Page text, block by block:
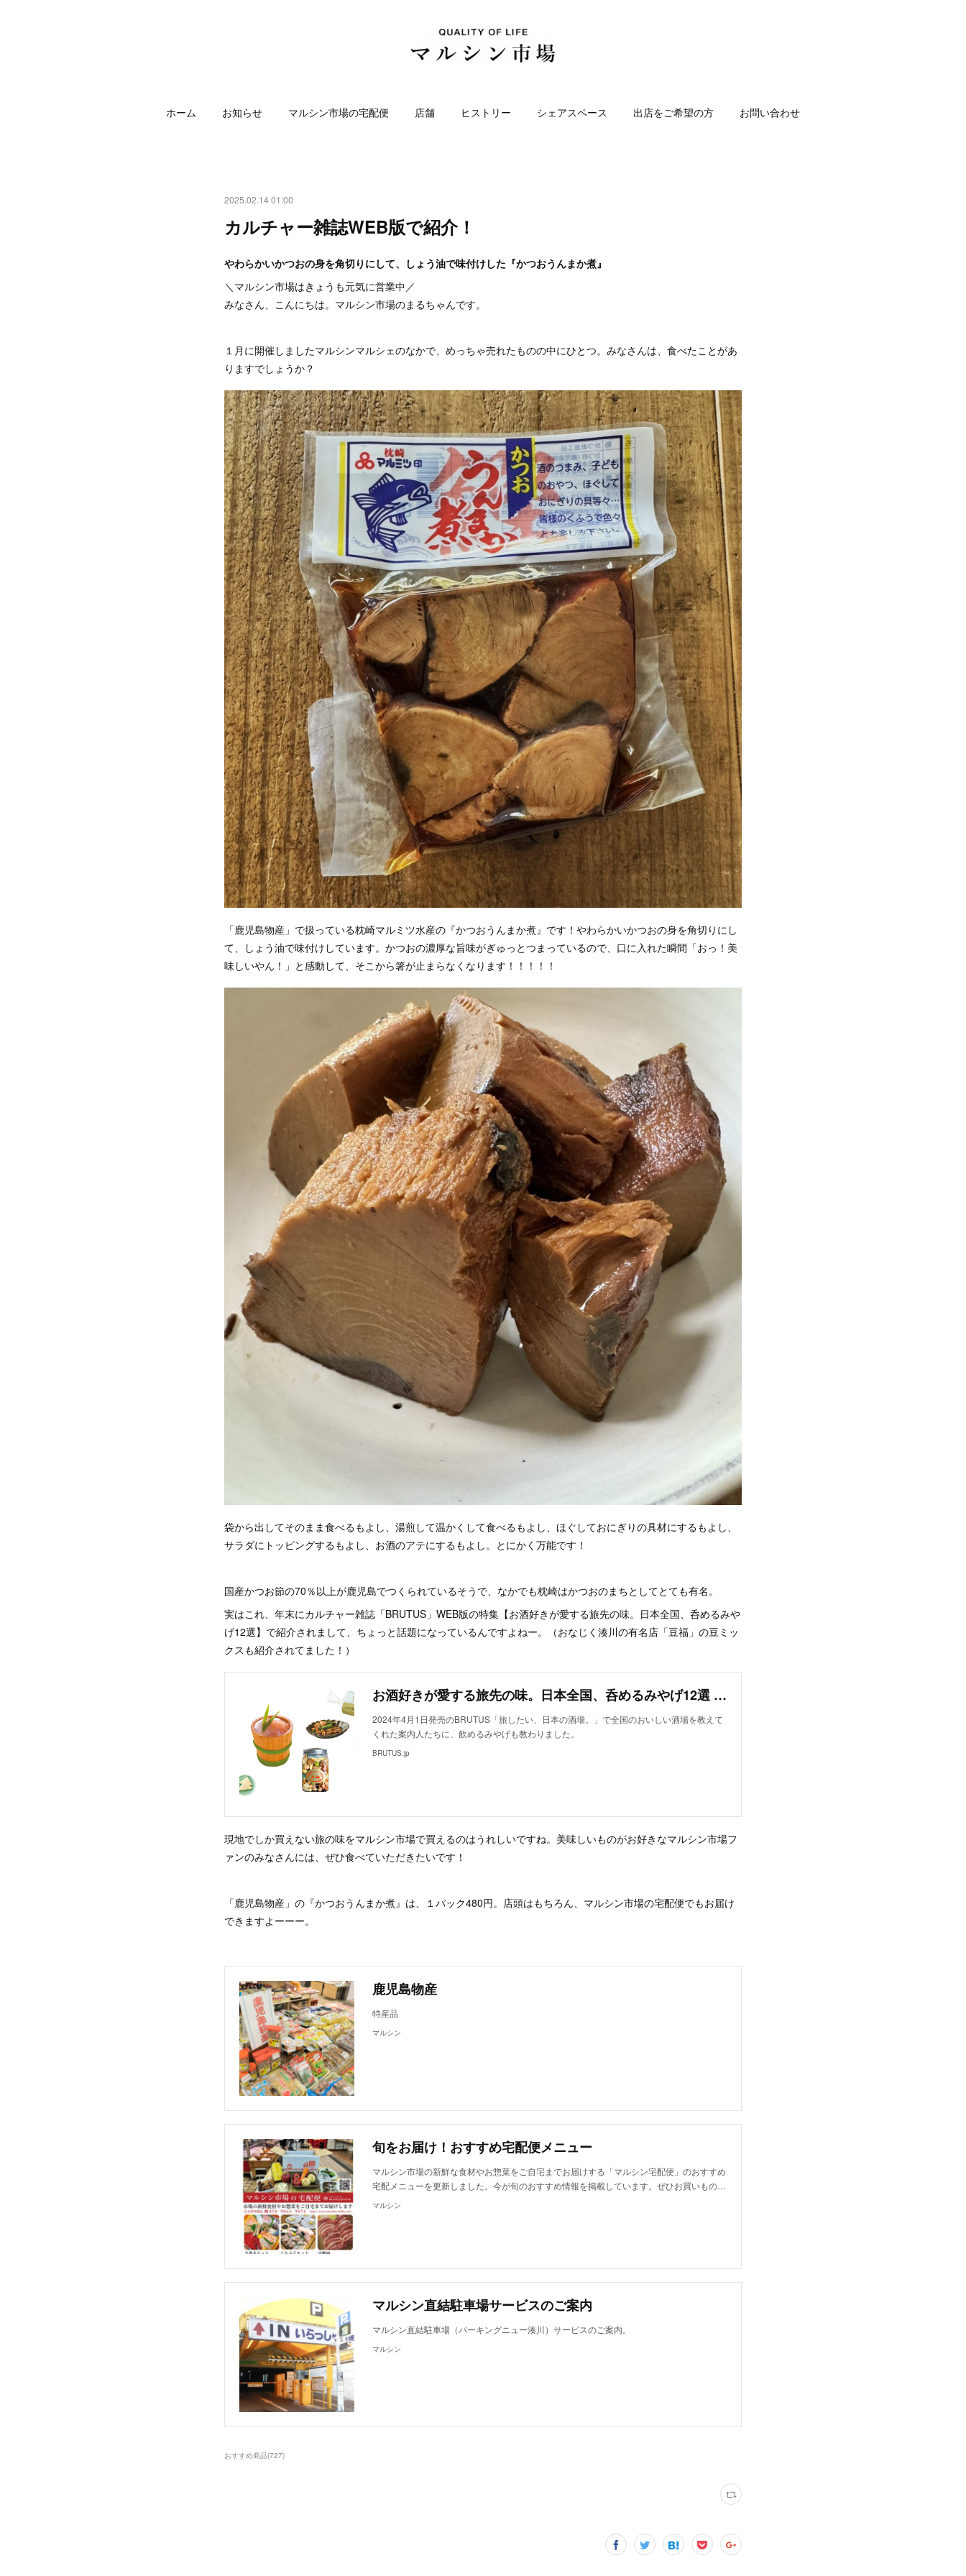
ホーム お知らせ マルシン市場の宅配便 店舗 ヒストリー シェアスペース 出店をご希望の方 お問い合わせ
2025.02.14 01:00
カルチャー雑誌WEB版で紹介！
やわらかいかつおの身を角切りにして、しょう油で味付けした『かつおうんまか煮』
＼マルシン市場はきょうも元気に営業中／
みなさん、こんにちは。マルシン市場のまるちゃんです。
１月に開催しましたマルシンマルシェのなかで、めっちゃ売れたものの中にひとつ。みなさんは、食べたことがあ
りますでしょうか？
「鹿児島物産」で扱っている枕崎マルミツ水産の『かつおうんまか煮』です！やわらかいかつおの身を角切りにし
て、しょう油で味付けしています。かつおの濃厚な旨味がぎゅっとつまっているので、口に入れた瞬間「おっ！美
味しいやん！」と感動して、そこから箸が止まらなくなります！！！！！
袋から出してそのまま食べるもよし、湯煎して温かくして食べるもよし、ほぐしておにぎりの具材にするもよし、
サラダにトッピングするもよし、お酒のアテにするもよし。とにかく万能です！
国産かつお節の70％以上が鹿児島でつくられているそうで、なかでも枕崎はかつおのまちとしてとても有名。
実はこれ、年末にカルチャー雑誌「BRUTUS」WEB版の特集【お酒好きが愛する旅先の味。日本全国、呑めるみや
げ12選】で紹介されまして、ちょっと話題になっているんですよねー。（おなじく湊川の有名店「豆福」の豆ミッ
クスも紹介されてました！）
お酒好きが愛する旅先の味。日本全国、呑めるみやげ12選 | ブルータス| BRUTUS.jp
2024年4月1日発売のBRUTUS「旅したい、日本の酒場。」で全国のおいしい酒場を教えて
くれた案内人たちに、飲めるみやげも教わりました。
BRUTUS.jp
現地でしか買えない旅の味をマルシン市場で買えるのはうれしいですね。美味しいものがお好きなマルシン市場フ
ァンのみなさんには、ぜひ食べていただきたいです！
「鹿児島物産」の『かつおうんまか煮』は、１パック480円。店頭はもちろん、マルシン市場の宅配便でもお届け
できますよーーー。
鹿児島物産
特産品
マルシン
旬をお届け！おすすめ宅配便メニュー
マルシン市場の新鮮な食材やお惣菜をご自宅までお届けする「マルシン宅配便」のおすすめ
宅配メニューを更新しました。今が旬のおすすめ情報を掲載しています。ぜひお買いもの…
マルシン
マルシン直結駐車場サービスのご案内
マルシン直結駐車場（パーキングニュー湊川）サービスのご案内。
マルシン
おすすめ商品(727)